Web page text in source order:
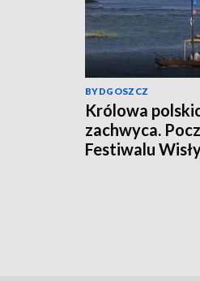
BYDGOSZCZ
Królowa
zachwyca.
Festiwalu